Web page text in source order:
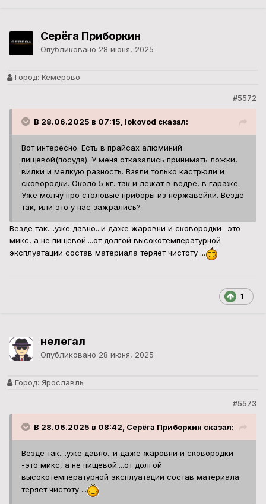
Серёга Приборкин
Опубликовано 28 июня, 2025
Город: Кемерово
#5572
В 28.06.2025 в 07:15, lokovod сказал:
Вот интересно. Есть в прайсах алюминий
пищевой(посуда). У меня отказались принимать ложки,
вилки и мелкую разность. Взяли только кастрюли и
сковородки. Около 5 кг. так и лежат в ведре, в гараже.
Уже молчу про столовые приборы из нержавейки. Везде
так, или это у нас зажрались?
Везде так....уже давно...и даже жаровни и сковородки -это
микс, а не пищевой....от долгой высокотемпературной
эксплуатации состав материала теряет чистоту ...
1
нелегал
Опубликовано 28 июня, 2025
Город: Ярославль
#5573
В 28.06.2025 в 08:42, Серёга Приборкин сказал:
Везде так....уже давно...и даже жаровни и сковородки
-это микс, а не пищевой....от долгой
высокотемпературной эксплуатации состав материала
теряет чистоту ...